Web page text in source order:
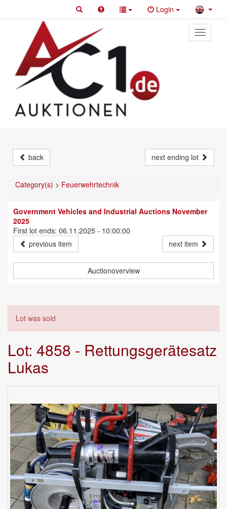
Login
Toggle
primary
back next ending lot
Category(s) > Feuerwehrtechnik
Government Vehicles and Industrial Auctions November
2025
First lot ends: 06.11.2025 - 10:00:00
previous item
next item
Auctionoverview
Lot was sold
Lot: 4858 - Rettungsgerätesatz
Lukas